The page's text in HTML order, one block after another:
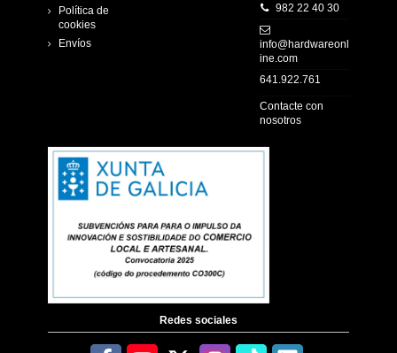
Política de
cookies
Envíos
982 22 40 30
info@hardwareonl
ine.com
641.922.761
Contacte con
nosotros
Redes sociales